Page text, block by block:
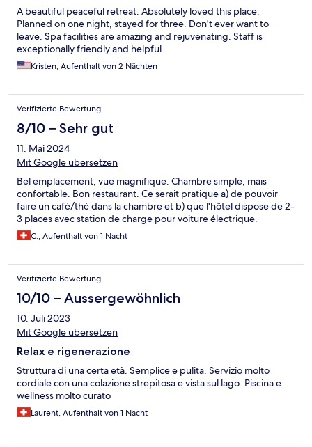
A beautiful peaceful retreat. Absolutely loved this place.
Planned on one night, stayed for three. Don't ever want to
leave. Spa facilities are amazing and rejuvenating. Staff is
exceptionally friendly and helpful.
Kristen, Aufenthalt von 2 Nächten
Verifizierte Bewertung
8/10 – Sehr gut
11. Mai 2024
Mit Google übersetzen
Bel emplacement, vue magnifique. Chambre simple, mais
confortable. Bon restaurant. Ce serait pratique a) de pouvoir
faire un café/thé dans la chambre et b) que l'hôtel dispose de 2-
3 places avec station de charge pour voiture électrique.
C., Aufenthalt von 1 Nacht
Verifizierte Bewertung
10/10 – Aussergewöhnlich
10. Juli 2023
Mit Google übersetzen
Relax e rigenerazione
Struttura di una certa età. Semplice e pulita. Servizio molto
cordiale con una colazione strepitosa e vista sul lago. Piscina e
wellness molto curato
Laurent, Aufenthalt von 1 Nacht